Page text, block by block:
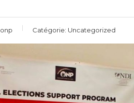
onp Catégorie: Uncategorized